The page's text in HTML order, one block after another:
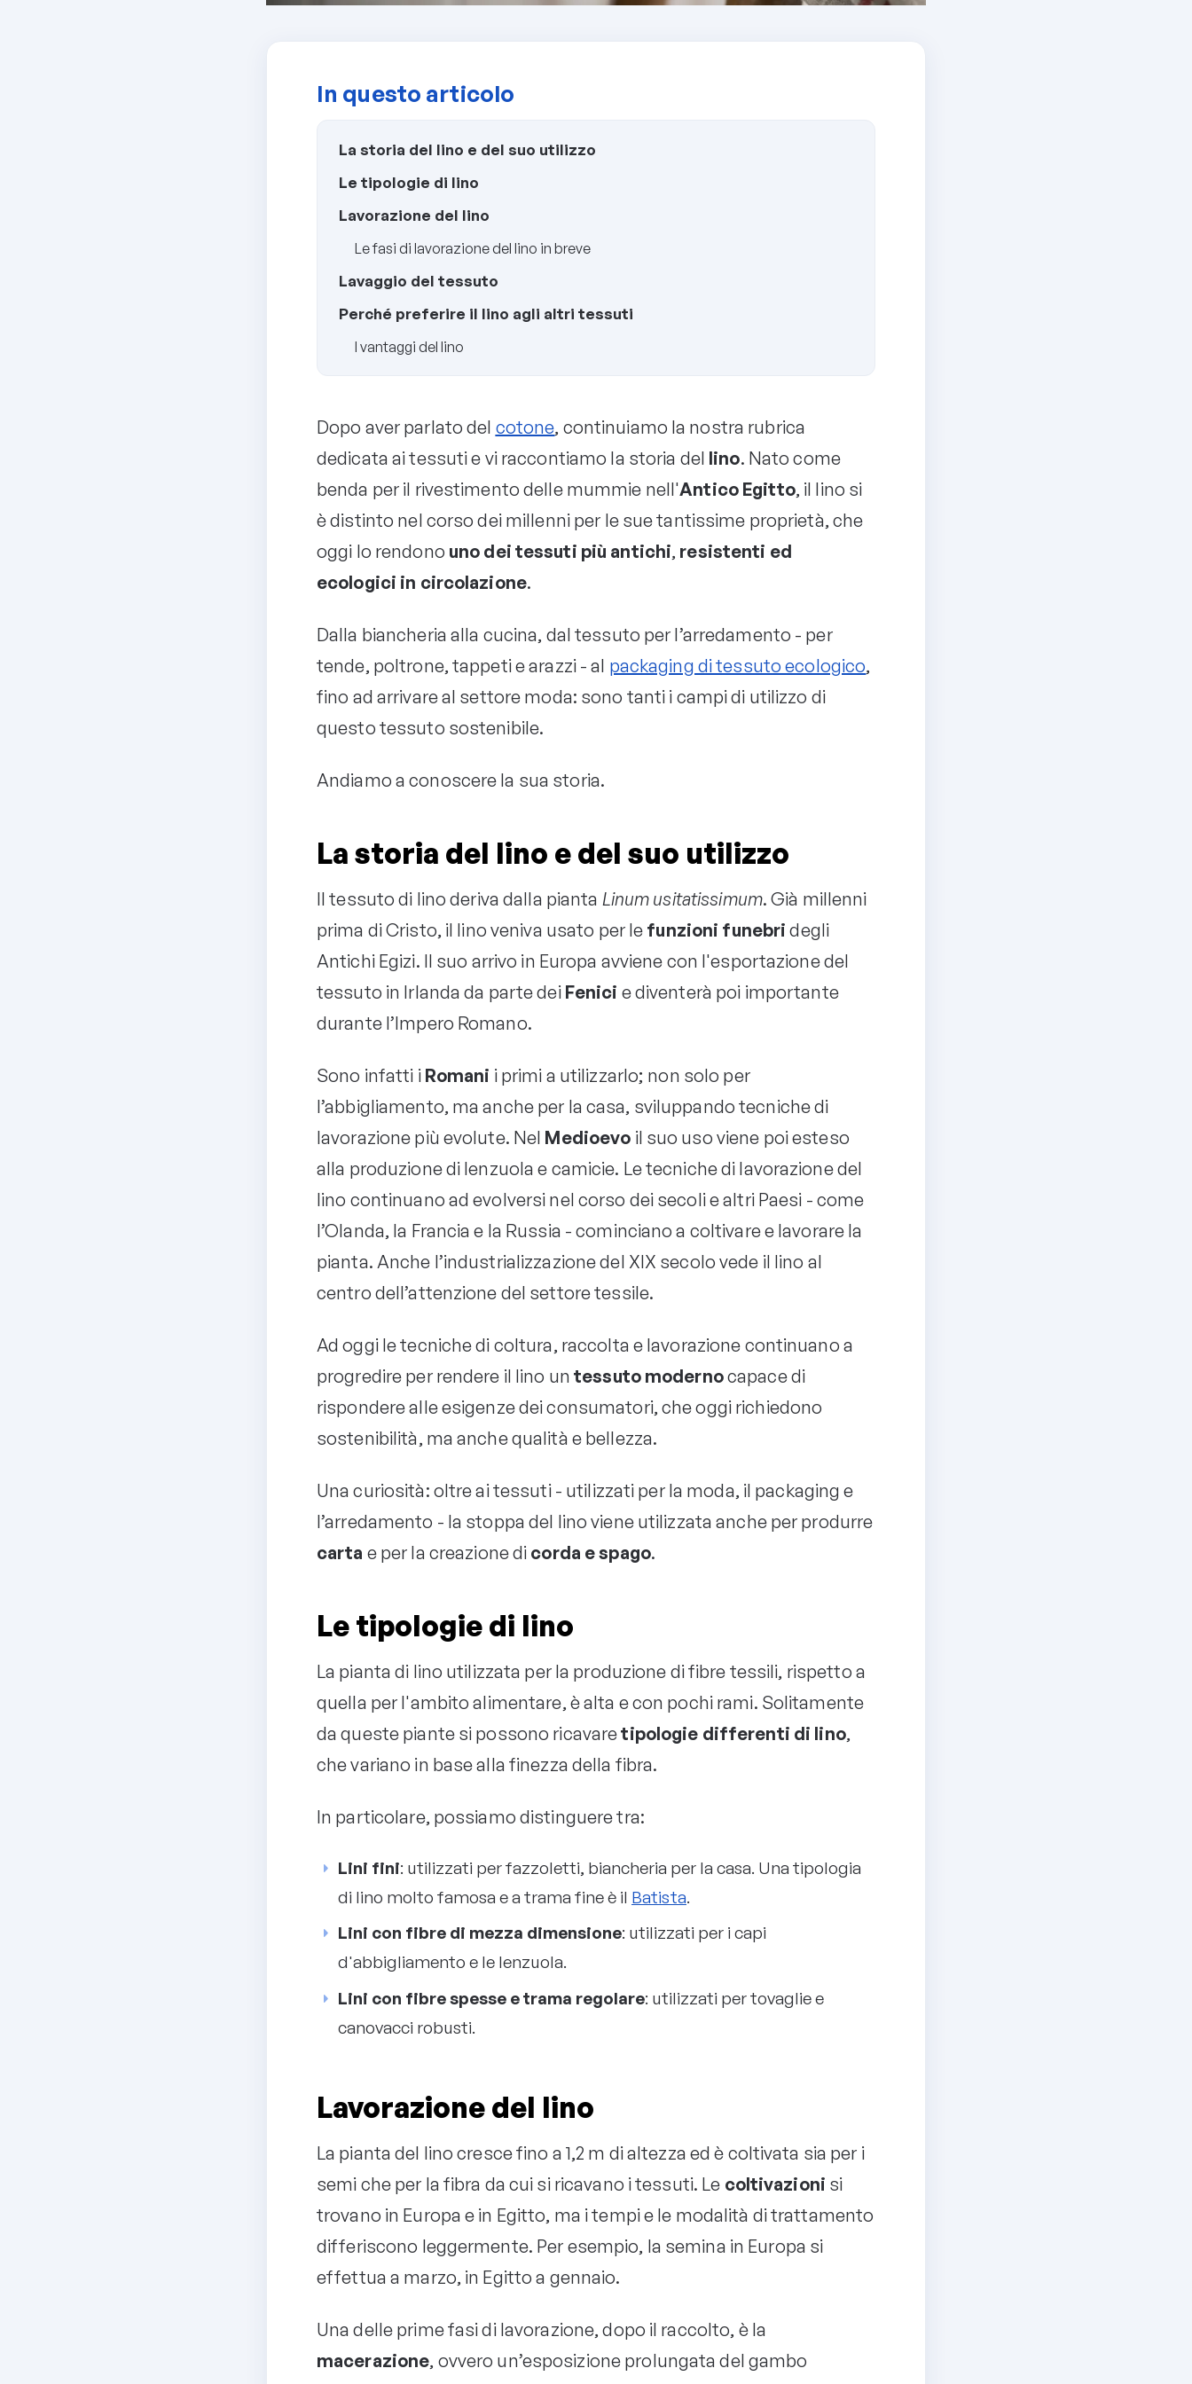
In questo articolo
La storia del lino e del suo utilizzo
Le tipologie di lino
Lavorazione del lino
Le fasi di lavorazione del lino in breve
Lavaggio del tessuto
Perché preferire il lino agli altri tessuti
I vantaggi del lino
Dopo aver parlato del cotone, continuiamo la nostra rubrica
dedicata ai tessuti e vi raccontiamo la storia del lino. Nato come
benda per il rivestimento delle mummie nell'Antico Egitto, il lino si
è distinto nel corso dei millenni per le sue tantissime proprietà, che
oggi lo rendono uno dei tessuti più antichi, resistenti ed
ecologici in circolazione.
Dalla biancheria alla cucina, dal tessuto per l’arredamento - per
tende, poltrone, tappeti e arazzi - al packaging di tessuto ecologico,
fino ad arrivare al settore moda: sono tanti i campi di utilizzo di
questo tessuto sostenibile.
Andiamo a conoscere la sua storia.
La storia del lino e del suo utilizzo
Il tessuto di lino deriva dalla pianta Linum usitatissimum. Già millenni
prima di Cristo, il lino veniva usato per le funzioni funebridegli
Antichi Egizi. Il suo arrivo in Europa avviene con l'esportazione del
tessuto in Irlanda da parte dei Fenici e diventerà poi importante
durante l’Impero Romano.
Sono infatti i Romani i primi a utilizzarlo; non solo per
l’abbigliamento, ma anche per la casa, sviluppando tecniche di
lavorazione più evolute. Nel Medioevo il suo uso viene poi esteso
alla produzione di lenzuola e camicie. Le tecniche di lavorazione del
lino continuano ad evolversi nel corso dei secoli e altri Paesi - come
l’Olanda, la Francia e la Russia - cominciano a coltivare e lavorare la
pianta. Anche l’industrializzazione del XIX secolo vede il lino al
centro dell’attenzione del settore tessile.
Ad oggi le tecniche di coltura, raccolta e lavorazione continuano a
progredire per rendere il lino untessuto modernocapace di
rispondere alle esigenze dei consumatori, che oggi richiedono
sostenibilità, ma anche qualità e bellezza.
Una curiosità: oltre ai tessuti - utilizzati per la moda, il packaging e
l’arredamento - la stoppa del lino viene utilizzata anche per produrre
carta e per la creazione di corda e spago.
Le tipologie di lino
La pianta di lino utilizzata per la produzione di fibre tessili, rispetto a
quella per l'ambito alimentare, è alta e con pochi rami. Solitamente
da queste piante si possono ricavaretipologie differenti di lino,
che variano in base alla finezza della fibra.
In particolare, possiamo distinguere tra:
Lini fini: utilizzati per fazzoletti, biancheria per la casa. Una tipologia
di lino molto famosa e a trama fine è il Batista.
Lini con fibre di mezza dimensione: utilizzati per i capi
d'abbigliamento e le lenzuola.
Lini con fibre spesse e trama regolare: utilizzati per tovaglie e
canovacci robusti.
Lavorazione del lino
La pianta del lino cresce fino a 1,2 m di altezza ed è coltivata sia per i
semi che per la fibra da cui si ricavano i tessuti. Le coltivazioni si
trovano in Europa e in Egitto, ma i tempi e le modalità di trattamento
differiscono leggermente. Per esempio, la semina in Europa si
effettua a marzo, in Egitto a gennaio.
Una delle prime fasi di lavorazione, dopo il raccolto, è la
macerazione, ovvero un’esposizione prolungata del gambo